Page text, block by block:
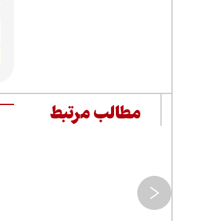
مطالب مرتبط